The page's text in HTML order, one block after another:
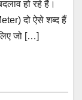
हो रहे हैं।
दो ऐसे शब्द हैं
जो […]